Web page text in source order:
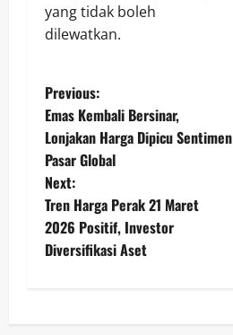
yang tidak boleh
dilewatkan.
P
o
s
t
n
v
Previous:
Emas Kembali Bersinar,
Lonjakan Harga Dipicu Sentimen
Pasar Global
Next:
Tren Harga Perak 21 Maret
2026 Positif, Investor
Diversifikasi Aset